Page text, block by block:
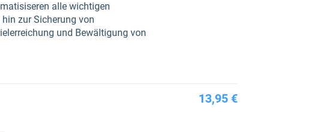
alle wichtigen
zur Sicherung von
und Bewältigung von
13,95 €